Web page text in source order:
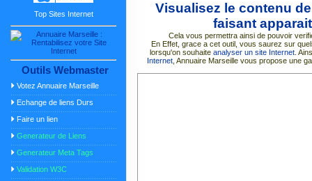
Top Sites Internet
Outils Webmaster
Votez Annuaire Marseille
Echange de liens Durs
Faire un lien
Generateur de Liens
Generateur Meta Tags
Validation W3C
Visualisez le contenu
faisant
Cela vous permettra ainsi de pouvoir
En Effet, grace a cet outil, vous saurez sur
lorsqu'on souhaite analyser un site Internet.
Internet, Annuaire Marseille vous propose une